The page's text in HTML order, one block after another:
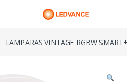
LAMPARAS VINTAGE RGBW